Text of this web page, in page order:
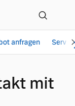
anfragen
mit